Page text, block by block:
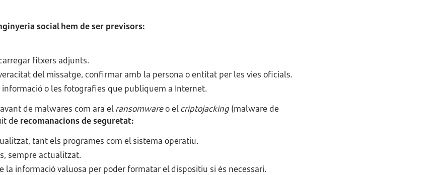
social hem de ser previsors:
fitxers adjunts.
del missatge, confirmar amb la persona o entitat per les vies oficials.
o les fotografies que publiquem a Internet.
de malwares com ara elransomwareo elcriptojacking (malware de
de recomanacions de seguretat:
tant els programes com el sistema operatiu.
sempre actualitzat.
la informació valuosa per poder formatar el dispositiu si és necessari.